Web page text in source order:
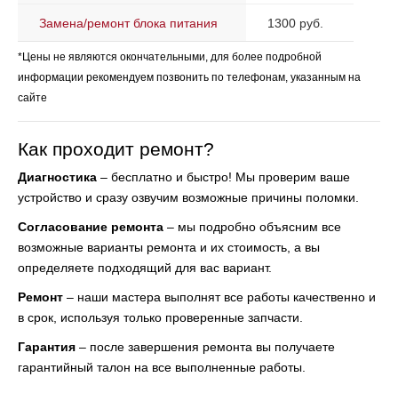
Замена/ремонт блока питания 1300 руб.
*Цены не являются окончательными, для более подробной
информации рекомендуем позвонить по телефонам, указанным на
сайте
Как проходит ремонт?
Диагностика – бесплатно и быстро! Мы проверим ваше
устройство и сразу озвучим возможные причины поломки.
Согласование ремонта – мы подробно объясним все
возможные варианты ремонта и их стоимость, а вы
определяете подходящий для вас вариант.
Ремонт – наши мастера выполнят все работы качественно и
в срок, используя только проверенные запчасти.
Гарантия – после завершения ремонта вы получаете
гарантийный талон на все выполненные работы.